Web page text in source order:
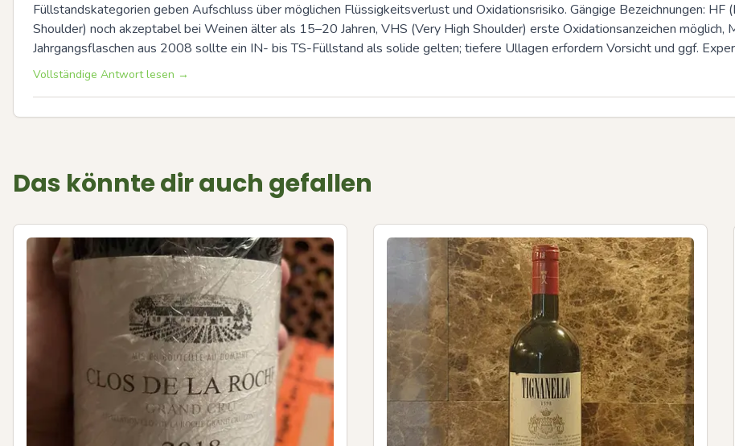
Füllstandskategorien geben Aufschluss über möglichen Flüssigkeitsverlust und Oxidationsrisiko. Gängige Bezeichnungen: HF
Shoulder) noch akzeptabel bei Weinen älter als 15–20 Jahren, VHS (Very High Shoulder) erste Oxidationsanzeichen
Jahrgangsflaschen aus 2008 sollte ein IN- bis TS-Füllstand als solide gelten; tiefere Ullagen erfordern Vorsicht und ggf.
Vollständige Antwort lesen →
Das könnte dir auch gefallen